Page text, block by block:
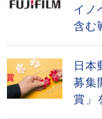
イノ
含む
日
募集
賞」